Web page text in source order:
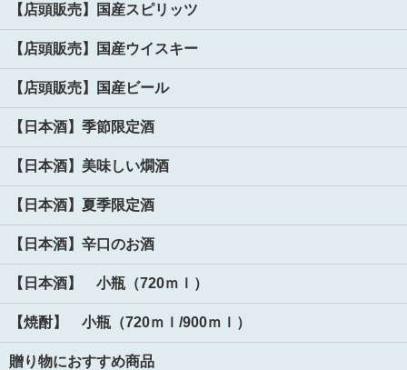
【店頭販売】国産スピリッツ
【店頭販売】国産ウイスキー
【店頭販売】国産ビール
【日本酒】季節限定酒
【日本酒】美味しい燗酒
【日本酒】夏季限定酒
【日本酒】辛口のお酒
【日本酒】 小瓶（720ｍｌ）
【焼酎】 小瓶（720ｍｌ/900ｍｌ）
贈り物におすすめ商品